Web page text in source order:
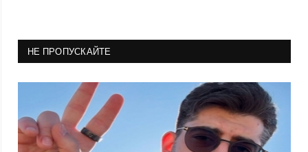
НЕ ПРОПУСКАЙТЕ